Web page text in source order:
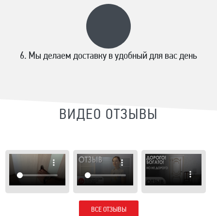
Мы делаем доставку в удобный для вас день
ВИДЕО ОТЗЫВЫ
ВСЕ ОТЗЫВЫ